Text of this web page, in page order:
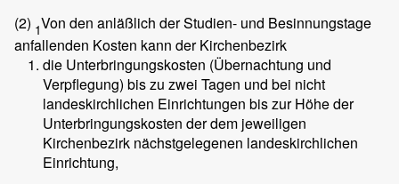
(2) 1Von den anläßlich der Studien- und Besinnungstage
anfallenden Kosten kann der Kirchenbezirk
die Unterbringungskosten (Übernachtung und
Verpflegung) bis zu zwei Tagen und bei nicht
landeskirchlichen Einrichtungen bis zur Höhe der
Unterbringungskosten der dem jeweiligen
Kirchenbezirk nächstgelegenen landeskirchlichen
Einrichtung,